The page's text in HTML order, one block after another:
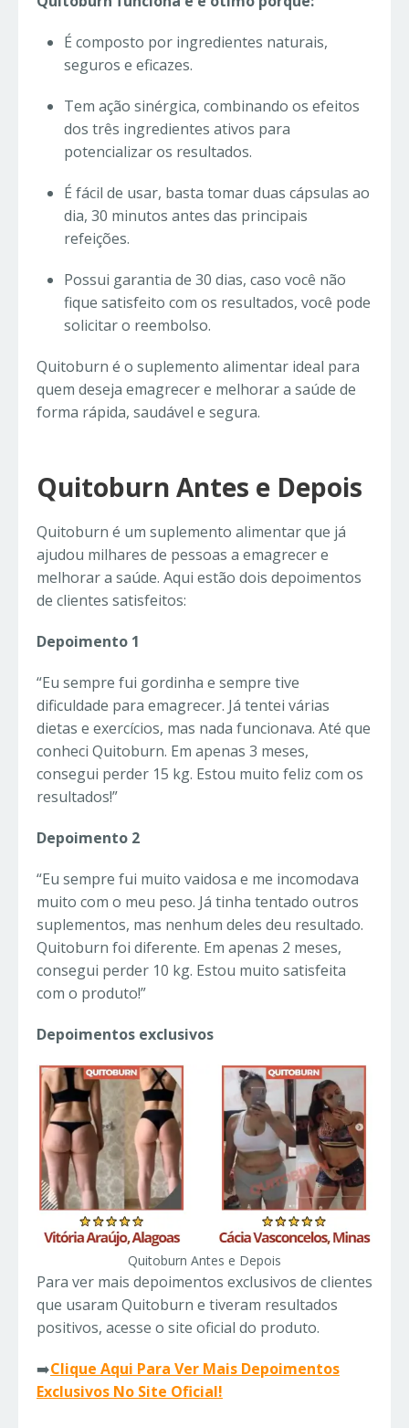
É composto por ingredientes naturais,
seguros e eficazes.
Tem ação sinérgica, combinando os efeitos
dos três ingredientes ativos para
potencializar os resultados.
É fácil de usar, basta tomar duas cápsulas ao
dia, 30 minutos antes das principais
refeições.
Possui garantia de 30 dias, caso você não
fique satisfeito com os resultados, você pode
solicitar o reembolso.
Quitoburn é o suplemento alimentar ideal para
quem deseja emagrecer e melhorar a saúde de
forma rápida, saudável e segura.
Quitoburn Antes e Depois
Quitoburn é um suplemento alimentar que já
ajudou milhares de pessoas a emagrecer e
melhorar a saúde. Aqui estão dois depoimentos
de clientes satisfeitos:
Depoimento 1
“Eu sempre fui gordinha e sempre tive
dificuldade para emagrecer. Já tentei várias
dietas e exercícios, mas nada funcionava. Até que
conheci Quitoburn. Em apenas 3 meses,
consegui perder 15 kg. Estou muito feliz com os
resultados!”
Depoimento 2
“Eu sempre fui muito vaidosa e me incomodava
muito com o meu peso. Já tinha tentado outros
suplementos, mas nenhum deles deu resultado.
Quitoburn foi diferente. Em apenas 2 meses,
consegui perder 10 kg. Estou muito satisfeita
com o produto!”
Depoimentos exclusivos
Quitoburn Antes e Depois
Para ver mais depoimentos exclusivos de clientes
que usaram Quitoburn e tiveram resultados
positivos, acesse o site oficial do produto.
➡️Clique Aqui Para Ver Mais Depoimentos
Exclusivos No Site Oficial!